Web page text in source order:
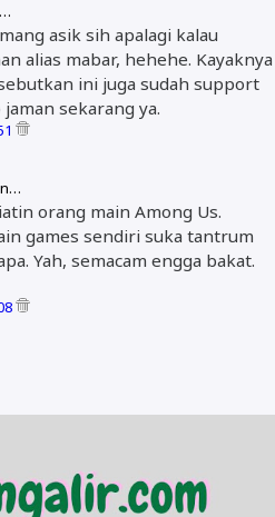
asik sih apalagi kalau
alias mabar, hehehe. Kayaknya
ini juga sudah support
sekarang ya.
orang main Among Us.
games sendiri suka tantrum
Yah, semacam engga bakat.